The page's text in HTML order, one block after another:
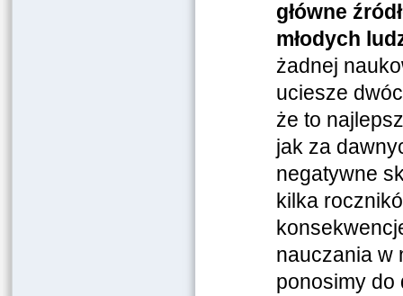
główne
młodych
żadnej
uciesze
że to
jak za
negatywne
kilka
nauczania w
ponosimy do